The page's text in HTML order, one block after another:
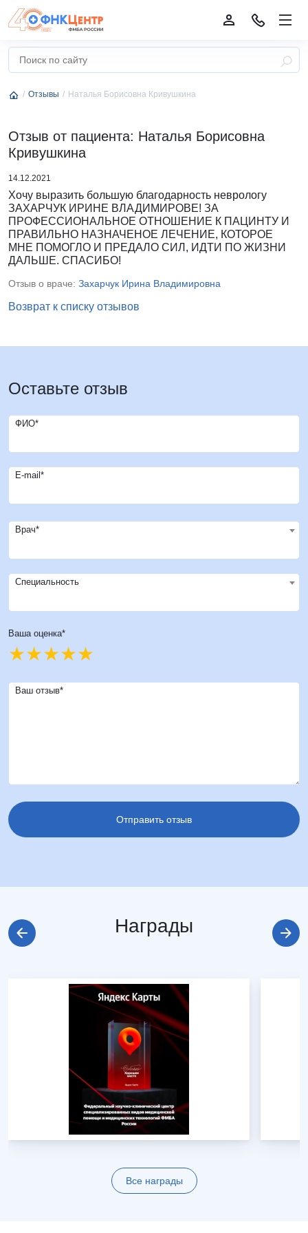
Отзывы Наталья Борисовна Кривушкина
Отзыв от пациента: Наталья Борисовна
Кривушкина
14.12.2021
Хочу выразить большую благодарность неврологу
ЗАХАРЧУК ИРИНЕ ВЛАДИМИРОВЕ! ЗА
ПРОФЕССИОНАЛЬНОЕ ОТНОШЕНИЕ К ПАЦИНТУ И
ПРАВИЛЬНО НАЗНАЧЕНОЕ ЛЕЧЕНИЕ, КОТОРОЕ
МНЕ ПОМОГЛО И ПРЕДАЛО СИЛ, ИДТИ ПО ЖИЗНИ
ДАЛЬШЕ. СПАСИБО!
Отзыв о враче: Захарчук Ирина Владимировна
Возврат к списку отзывов
Оставьте отзыв
ФИО*
E-mail*
Врач*
Специальность
Ваша оценка*
Ваш отзыв*
Награды
Все награды